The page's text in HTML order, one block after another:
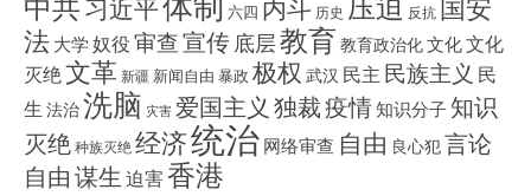
中共习近平 六四 内斗 历史 压迫 反抗 国安
法 大学 奴役 审查宣传底层教育 教育政治化文化文化
灭绝文革 新疆 新闻自由 暴政 极权 武汉 民主 民族主义 民
生 法治洗脑 灾害 爱国主义 独裁疫情知识分子 知识
灭绝 种族灭绝 经济统治 网络审查 自由 良心犯言论
自由 谋生 迫害香港